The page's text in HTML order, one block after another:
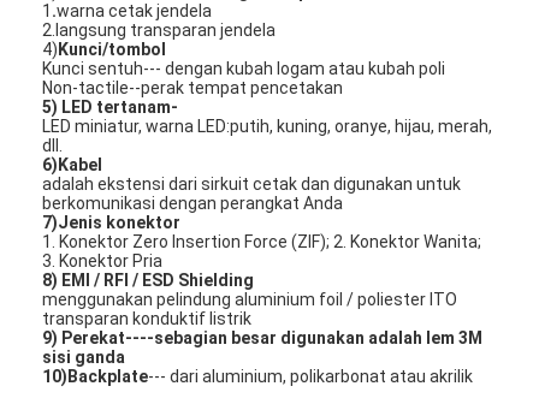
Kontrol Kualitas
Hubungi Kami
Berita
Minta Kutipan
Sakelar Membran LED
Sakelar Membran Taktil
1 .warna cetak jendela
2.langsung transparan jendela
4) Kunci/tombol
Kunci sentuh--- dengan kubah logam atau kubah poli
Non-tactile--perak tempat pencetakan
5) LED tertanam-
LED miniatur, warna LED:putih, kuning, oranye, hijau, merah,
dll.
6)Kabel
adalah ekstensi dari sirkuit cetak dan digunakan untuk
berkomunikasi dengan perangkat Anda
7)Jenis konektor
1. Konektor Zero Insertion Force (ZIF); 2. Konektor Wanita;
3. Konektor Pria
8) EMI / RFI / ESD Shielding
menggunakan pelindung aluminium foil / poliester ITO
transparan konduktif listrik
9) Perekat----sebagian besar digunakan adalah lem 3M
sisi ganda
10) Backplate--- dari aluminium, polikarbonat atau akrilik